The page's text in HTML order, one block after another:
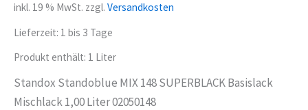
inkl. 19 % MwSt. zzgl. Versandkosten
Lieferzeit: 1 bis 3 Tage
Produkt enthält: 1 Liter
Standox Standoblue MIX 148 SUPERBLACK Basislack
Mischlack 1,00 Liter 02050148